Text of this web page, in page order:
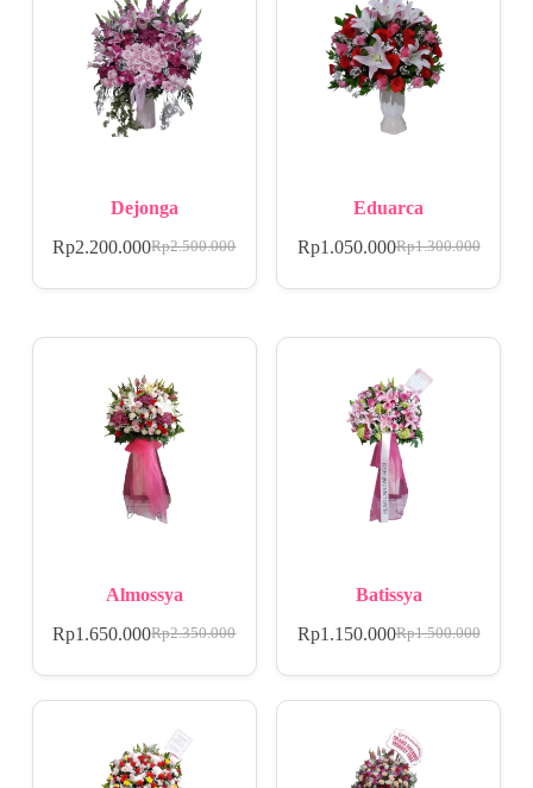
Dejonga
Rp2.500.000
Rp2.200.000
Eduarca
Rp1.300.000
Rp1.050.000
Almossya
Rp2.350.000
Rp1.650.000
Batissya
Rp1.500.000
Rp1.150.000